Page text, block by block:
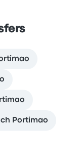
Portimao